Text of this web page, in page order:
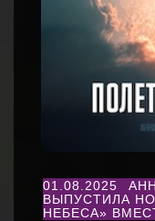
01.08.2025
ВЫПУСТИЛА
НЕБЕСА»